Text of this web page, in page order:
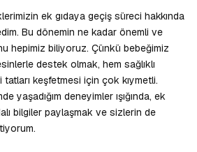
ek gıdaya geçiş süreci hakkında
Bu dönemin ne kadar önemli ve
hepimiz biliyoruz. Çünkü bebeğimiz
destek olmak, hem sağlıklı
keşfetmesi için çok kıymetli.
yaşadığım deneyimler ışığında, ek
bilgiler paylaşmak ve sizlerin de